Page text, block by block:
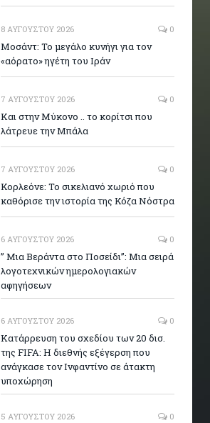
8 ΑΥΓΟΎΣΤΟΥ 2026 0
Μοσάντ: Το μεγάλο κυνήγι για τον
«αόρατο» ηγέτη του Ιράν
7 ΑΥΓΟΎΣΤΟΥ 2026 0
Και στην Μύκονο .. το κορίτσι που
λάτρευε την Μπάλα
7 ΑΥΓΟΎΣΤΟΥ 2026 0
Κορλεόνε: Το σικελιανό χωριό που
καθόρισε την ιστορία της Κόζα Νόστρα
6 ΑΥΓΟΎΣΤΟΥ 2026 0
” Μια Βεράντα στο Ποσείδι”: Μια σειρά
λογοτεχνικών ημερολογιακών
αφηγήσεων
6 ΑΥΓΟΎΣΤΟΥ 2026 0
Κατάρρευση του σχεδίου των 20 δισ.
της FIFA: Η διεθνής εξέγερση που
ανάγκασε τον Ινφαντίνο σε άτακτη
υποχώρηση
5 ΑΥΓΟΎΣΤΟΥ 2026 0